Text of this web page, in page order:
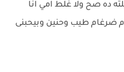
ده صح ولا غلط امي انا
ضرغام طيب وحنين وبيحبنى